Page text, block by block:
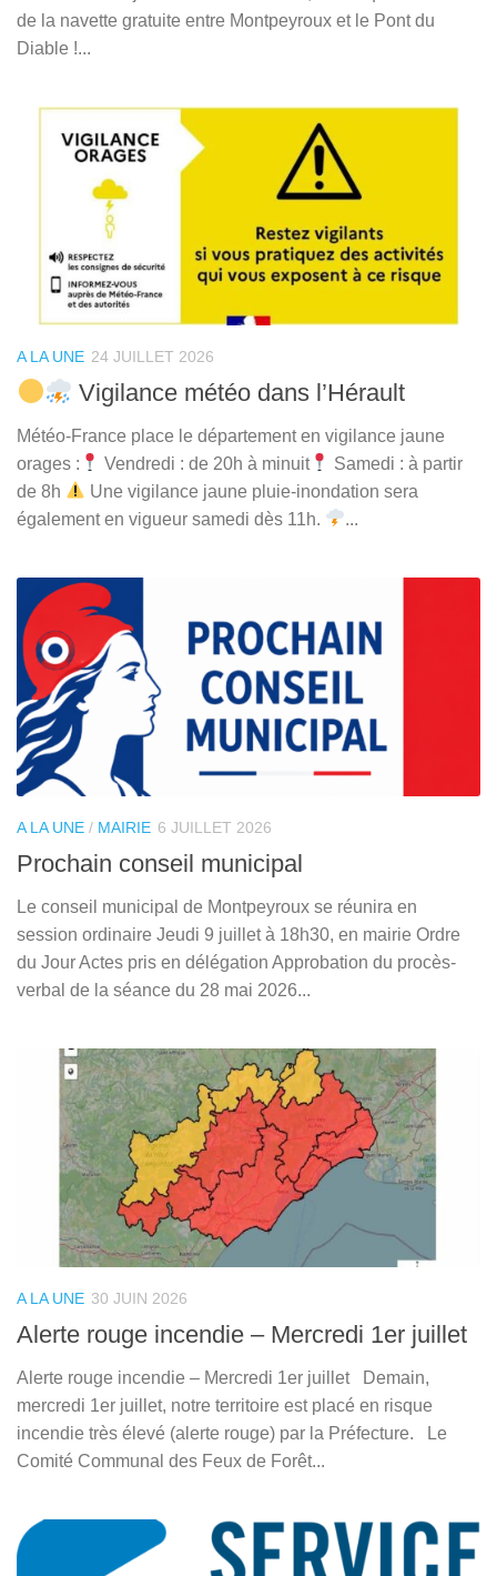
de la navette gratuite entre Montpeyroux et le Pont du
Diable !...
A LA UNE 24 JUILLET 2026
Vigilance météo dans l’Hérault
Météo-France place le département en vigilance jaune
orages :
Vendredi : de 20h à minuit
Samedi : à partir
de 8h
Une vigilance jaune pluie-inondation sera
également en vigueur samedi dès 11h.
...
A LA UNE / MAIRIE 6 JUILLET 2026
Prochain conseil municipal
Le conseil municipal de Montpeyroux se réunira en
session ordinaire Jeudi 9 juillet à 18h30, en mairie Ordre
du Jour Actes pris en délégation Approbation du procès-
verbal de la séance du 28 mai 2026...
A LA UNE 30 JUIN 2026
Alerte rouge incendie – Mercredi 1er juillet
Alerte rouge incendie – Mercredi 1er juillet Demain,
mercredi 1er juillet, notre territoire est placé en risque
incendie très élevé (alerte rouge) par la Préfecture. Le
Comité Communal des Feux de Forêt...